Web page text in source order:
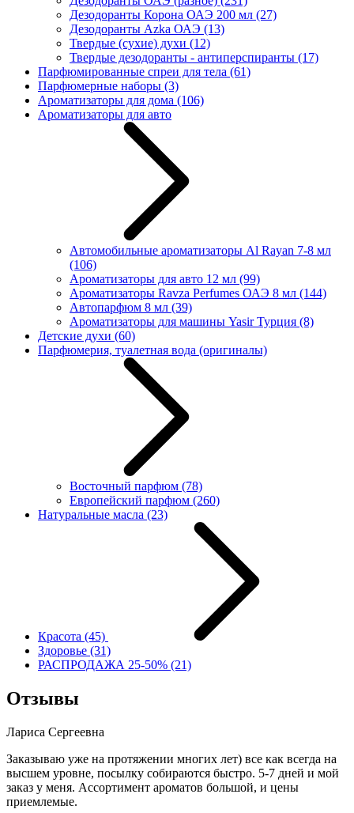
Дезодоранты Корона ОАЭ 200 мл (27)
Дезодоранты Azka ОАЭ (13)
Твердые (сухие) духи (12)
Твердые дезодоранты - антиперспиранты (17)
Парфюмированные спреи для тела (61)
Парфюмерные наборы (3)
Ароматизаторы для дома (106)
Ароматизаторы для авто
Автомобильные ароматизаторы Al Rayan 7-8 мл
(106)
Ароматизаторы для авто 12 мл (99)
Ароматизаторы Ravza Perfumes ОАЭ 8 мл (144)
Автопарфюм 8 мл (39)
Ароматизаторы для машины Yasir Турция (8)
Детские духи (60)
Парфюмерия, туалетная вода (оригиналы)
Восточный парфюм (78)
Европейский парфюм (260)
Натуральные масла (23)
Красота (45)
Здоровье (31)
РАСПРОДАЖА 25-50% (21)
Отзывы
Лариса Сергеевна
Заказываю уже на протяжении многих лет) все как всегда на
высшем уровне, посылку собираются быстро. 5-7 дней и мой
заказ у меня. Ассортимент ароматов большой, и цены
приемлемые.